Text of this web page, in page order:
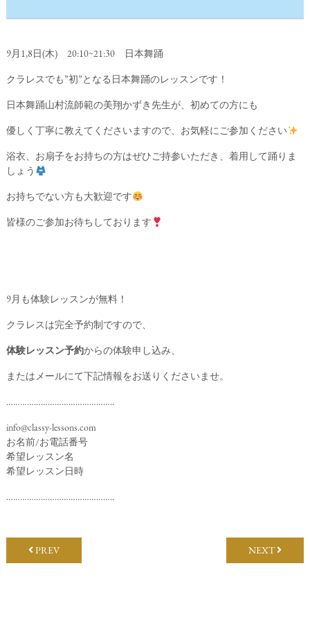
9月1,8日(木) 20:10~21:30 日本舞踊
クラレスでも”初”となる日本舞踊のレッスンです！
日本舞踊山村流師範の美翔かずき先生が、初めての方にも
優しく丁寧に教えてくださいますので、お気軽にご参加ください
浴衣、お扇子をお持ちの方はぜひご持参いただき、着用して踊りま
しょう
お持ちでない方も大歓迎です
皆様のご参加お待ちしております
9月も体験レッスンが無料！
クラレスは完全予約制ですので、
体験レッスン予約からの体験申し込み、
またはメールにて下記情報をお送りくださいませ。
………………………………………..
info@classy-lessons.com
お名前/お電話番号
希望レッスン名
希望レッスン日時
………………………………………..
PREV NEXT